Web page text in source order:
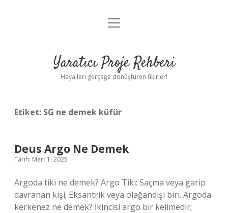
Anasayfa
Yasal Uyarı
menüyü
Yaratıcı Proje Rehberi
Hayalleri gerçeğe dönüştüren fikirler!
Etiket: SG ne demek küfür
Deus Argo Ne Demek
Tarih: Mart 1, 2025
Argoda tiki ne demek? Argo Tiki: Saçma veya garip
davranan kişi; Eksantrik veya olağandışı biri. Argoda
kerkenez ne demek? İkincisi argo bir kelimedir;